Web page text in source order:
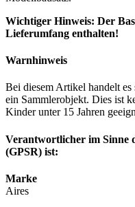
Wichtiger Hinweis: Der
Lieferumfang enthalten!
Warnhinweis
Bei diesem Artikel handelt
ein Sammlerobjekt. Dies ist
Kinder unter 15 Jahren
Verantwortlicher im Sinne
(GPSR) ist:
Marke
Aires